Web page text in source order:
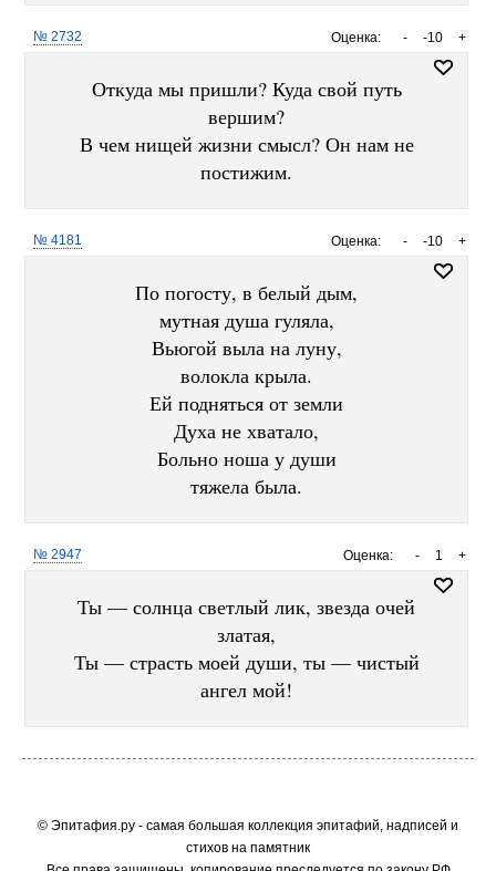
Оценка: +
-10
-
№ 2732
Откуда мы пришли? Куда свой путь
вершим?
В чем нищей жизни смысл? Он нам не
постижим.
Оценка: +
-10
-
№ 4181
По погосту, в белый дым,
мутная душа гуляла,
Вьюгой выла на луну,
волокла крыла.
Ей подняться от земли
Духа не хватало,
Больно ноша у души
тяжела была.
Оценка: +
1
-
№ 2947
Ты — солнца светлый лик, звезда очей
златая,
Ты — страсть моей души, ты — чистый
ангел мой!
© Эпитафия.ру - самая большая коллекция эпитафий, надписей и
стихов на памятник